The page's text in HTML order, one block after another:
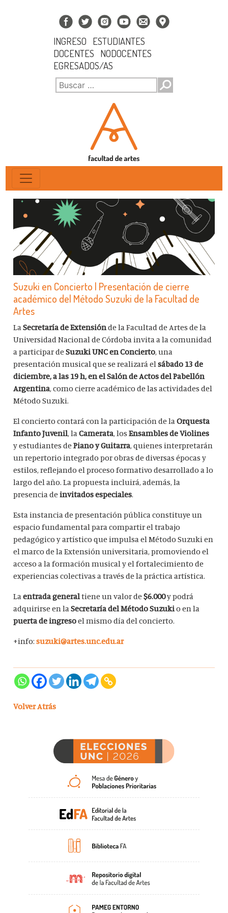
INGRESO
ESTUDIANTES
DOCENTES
NODOCENTES
EGRESADOS/AS
Suzuki en Concierto | Presentación de cierre
académico del Método Suzuki de la Facultad de
Artes
LaSecretaría de Extensiónde la Facultad de Artes de la
Universidad Nacional de Córdoba invita a la comunidad
a participar deSuzuki UNC en Concierto, una
presentación musical que se realizará elsábado 13 de
diciembre, a las 19 h, en el Salón de Actos del Pabellón
Argentina, como cierre académico de las actividades del
Método Suzuki.
El concierto contará con la participación de laOrquesta
Infanto Juvenil, laCamerata, losEnsambles de Violines
y estudiantes dePiano y Guitarra, quienes interpretarán
un repertorio integrado por obras de diversas épocas y
estilos, reflejando el proceso formativo desarrollado a lo
largo del año. La propuesta incluirá, además, la
presencia deinvitados especiales.
Esta instancia de presentación pública constituye un
espacio fundamental para compartir el trabajo
pedagógico y artístico que impulsa el Método Suzuki en
el marco de la Extensión universitaria, promoviendo el
acceso a la formación musical y el fortalecimiento de
experiencias colectivas a través de la práctica artística.
Laentrada generaltiene un valor de$6.000y podrá
adquirirse en laSecretaría del Método Suzukio en la
puerta de ingresoel mismo día del concierto.
+info:suzuki@artes.unc.edu.ar
Volver Atrás